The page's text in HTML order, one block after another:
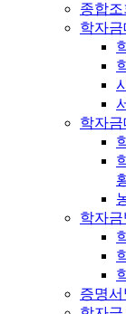
종합조
학자
학자
학자금
증명서